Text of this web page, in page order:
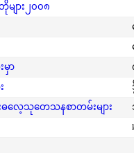
ျား၂၀၀၈
ာ
းဓလေ့သုတေသနစာတမ်းများ